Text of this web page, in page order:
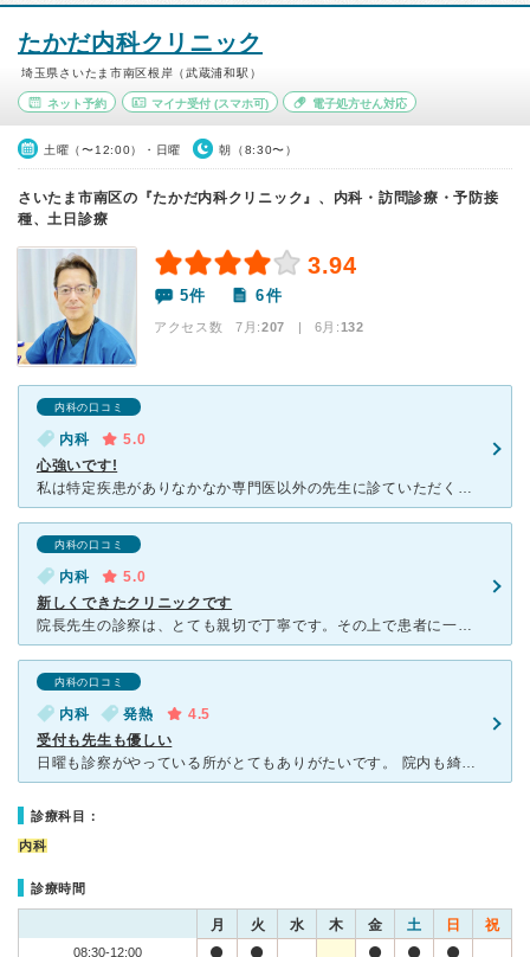
たかだ内科クリニック
埼玉県さいたま市南区根岸（武蔵浦和駅）
ネット予約 マイナ受付(スマホ可) 電子処方せん対応
土曜（〜12:00）・日曜 朝（8:30〜）
さいたま市南区の『たかだ内科クリニック』、内科・訪問診療・予防接
種、土日診療
3.94
5件 6件
アクセス数 7月:207 | 6月:132
内科の口コミ
内科
5.0
心強いです!
私は特定疾患がありなかなか専門医以外の先生に診ていただく事が難しく ちょっとした事でも家から遠い病院に行っておりましたが、高田先生は幅広い分野の相談に乗ってくださり患者の立場になり一緒に考えてくださ
内科の口コミ
内科
5.0
新しくできたクリニックです
院長先生の診察は、とても親切で丁寧です。その上で患者に一番適している治療を考えてくださいます。患者の話を良く聞いて下さいますし、その上でどのような希望があるかを患者から聞いて下さいます。今では少なくな
内科の口コミ
内科 発熱
4.5
受付も先生も優しい
日曜も診察がやっている所がとてもありがたいです。 院内も綺麗で清潔感があります。 電話をして高熱外来の時間に診察していただきました。 高熱でしたが、嫌な感じもなく丁寧に診察、説明してくれました。
診療科目：
内科
診療時間
月 火 水 木 金 土 日 祝
08:30-12:00